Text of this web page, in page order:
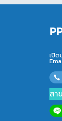
เปิด
สา